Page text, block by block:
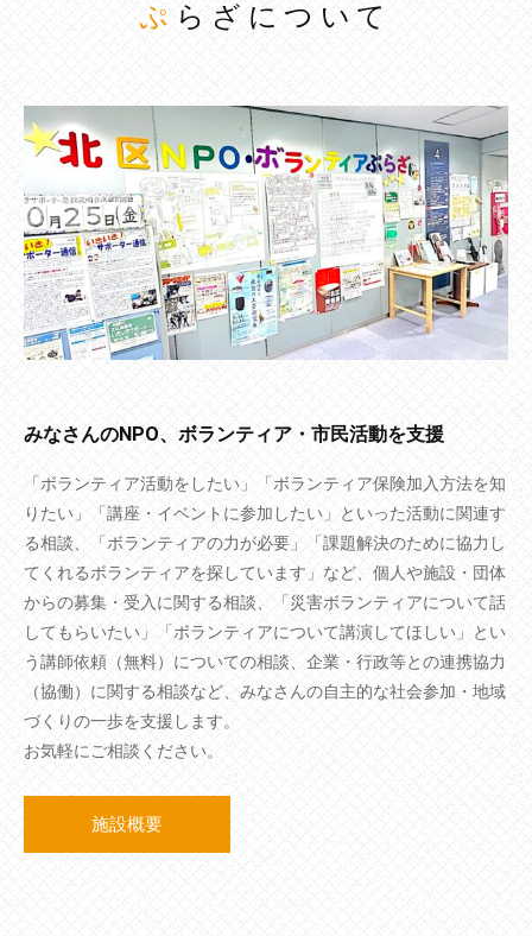
ぷらざについて
みなさんのNPO、ボランティア・市民活動を支援
「ボランティア活動をしたい」「ボランティア保険加入方法を知
りたい」「講座・イベントに参加したい」といった活動に関連す
る相談、「ボランティアの力が必要」「課題解決のために協力し
てくれるボランティアを探しています」など、個人や施設・団体
からの募集・受入に関する相談、「災害ボランティアについて話
してもらいたい」「ボランティアについて講演してほしい」とい
う講師依頼（無料）についての相談、企業・行政等との連携協力
（協働）に関する相談など、みなさんの自主的な社会参加・地域
づくりの一歩を支援します。
お気軽にご相談ください。
施設概要